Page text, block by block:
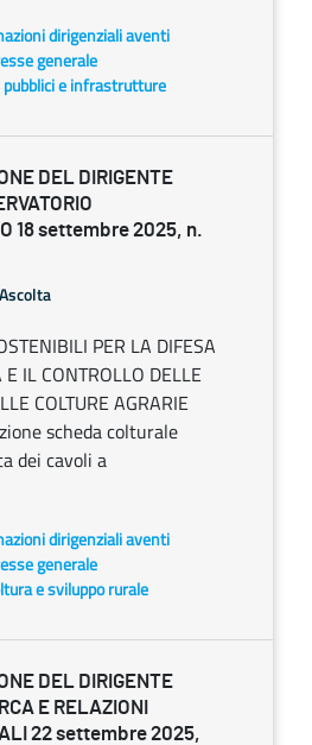
dirigenziali aventi
generale
pubblici e infrastrutture
DEL DIRIGENTE
18 settembre 2025, n.
Ascolta
PER LA DIFESA
IL CONTROLLO DELLE
COLTURE AGRARIE
scheda colturale
dei cavoli a
dirigenziali aventi
generale
e sviluppo rurale
DEL DIRIGENTE
E RELAZIONI
22 settembre 2025,